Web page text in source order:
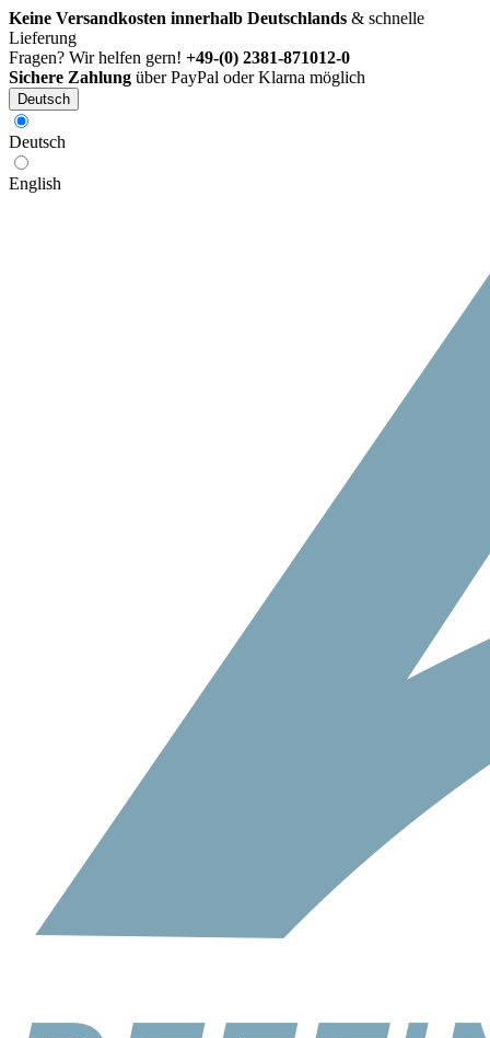
Keine Versandkosten innerhalb Deutschlands & schnelle
Lieferung
Fragen? Wir helfen gern! +49-(0) 2381-871012-0
Sichere Zahlung über PayPal oder Klarna möglich
Deutsch
Deutsch
English